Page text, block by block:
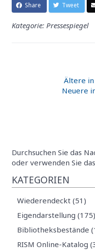
Share Tweet
Kategorie: Pressespiegel
Ältere
Neuere
Durchsuchen Sie das
oder verwenden Sie
KATEGORIEN
Wiederendeckt (51)
Eigendarstellung (175)
Bibliotheksbestände
RISM Online-Katalog